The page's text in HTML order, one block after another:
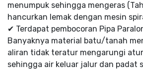
menumpuk sehingga mengeras
hancurkan lemak dengan mesin
✔ Terdapat pembocoran Pipa
Banyaknya material batu/tanah
aliran tidak teratur mengarungi
sehingga air keluar jalur dan padat